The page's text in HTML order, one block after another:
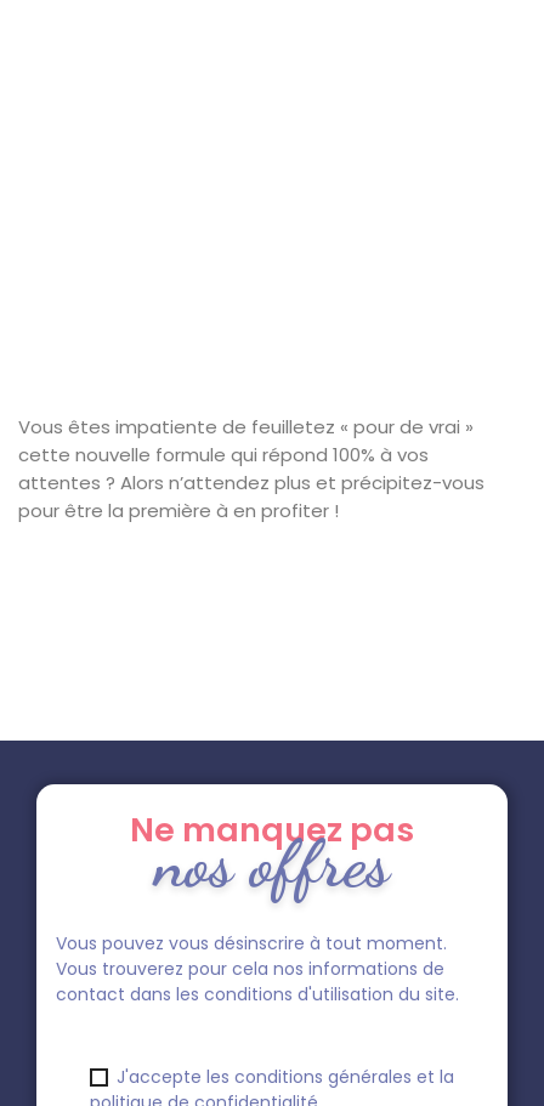
Vous êtes impatiente de feuilletez « pour de vrai »
cette nouvelle formule qui répond 100% à vos
attentes ? Alors n’attendez plus et précipitez-vous
pour être la première à en profiter !
Ne manquez pas
nos offres
Vous pouvez vous désinscrire à tout moment.
Vous trouverez pour cela nos informations de
contact dans les conditions d'utilisation du site.
J'accepte les conditions générales et la